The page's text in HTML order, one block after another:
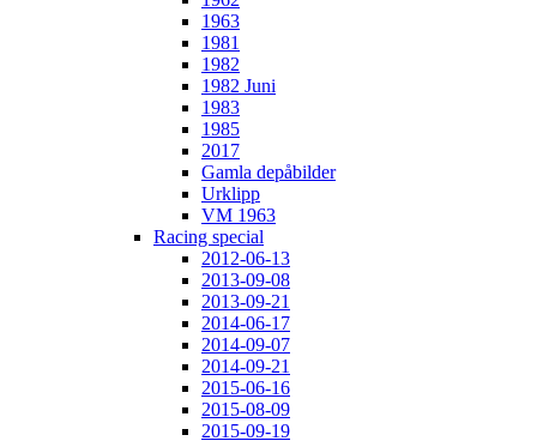
1963
1981
1982
1982 Juni
1983
1985
2017
Gamla depåbilder
Urklipp
VM 1963
Racing special
2012-06-13
2013-09-08
2013-09-21
2014-06-17
2014-09-07
2014-09-21
2015-06-16
2015-08-09
2015-09-19